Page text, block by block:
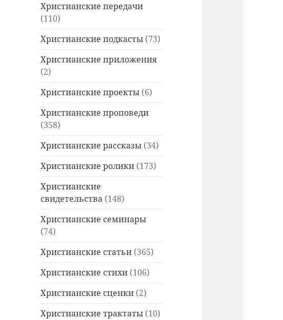
Христианские передачи
(110)
Христианские подкасты (73)
Христианские приложения
(2)
Христианские проекты (6)
Христианские проповеди
(358)
Христианские рассказы (34)
Христианские ролики (173)
Христианские
свидетельства (148)
Христианские семинары
(74)
Христианские статьи (365)
Христианские стихи (106)
Христианские сценки (2)
Христианские трактаты (10)